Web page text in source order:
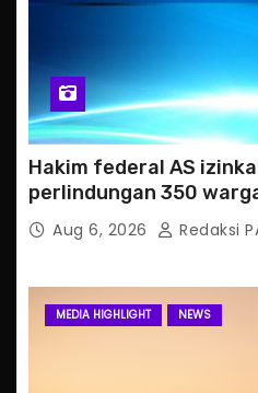
Hakim federal AS
perlindungan 350
Aug 6, 2026 Redaksi
MEDIA HIGHLIGHT NEWS